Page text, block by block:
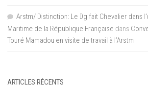
Arstm/ Distinction: Le Dg fait Chevalier dans
Maritime de la République Française dans
Touré Mamadou en visite de travail à l’Arstm
ARTICLES RÉCENTS